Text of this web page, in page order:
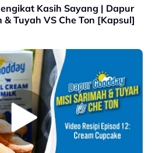
Kasih Sayang | Dapur
Tuyah VS Che Ton [Kapsul]